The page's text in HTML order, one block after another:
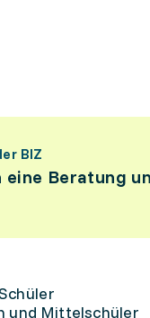
BIZ
Beratung
und Mittelschüler